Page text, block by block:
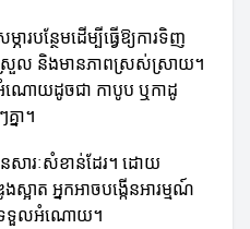
បន្ថែមដើម្បីធ្វើឱ្យការទិញ
ល និងមានភាពស្រស់ស្រាយ។
ណោយដូចជា កាបូប ឬកាដូ
នា។
ារៈសំខាន់ដែរ។ ដោយ
ាត អ្នកអាចបង្កើនអារម្មណ៍
ទទួលអំណោយ។